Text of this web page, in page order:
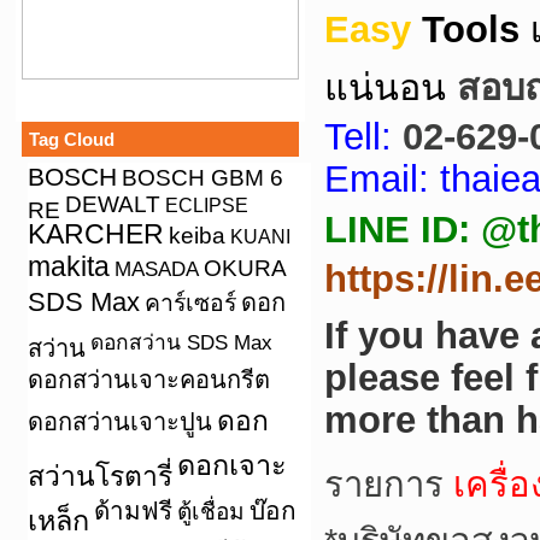
Tag Cloud
BOSCH BOSCH GBM 6
RE DEWALT ECLIPSE
KARCHER keiba KUANI
makita MASADA OKURA
SDS Max คาร์เซอร์ ดอก
สว่าน ดอกสว่าน SDS Max
ดอกสว่านเจาะคอนกรีต
ดอกสว่านเจาะปูน ดอก
สว่านโรตารี่ ดอกเจาะ
เหล็ก ด้ามฟรี ตู้เชื่อม บ๊อก
Easy Tools
แน่นอน สอบ
Tell: 02-629-
Email:
LINE ID:
https://
If you have
please feel
more than
รายการ เครื่